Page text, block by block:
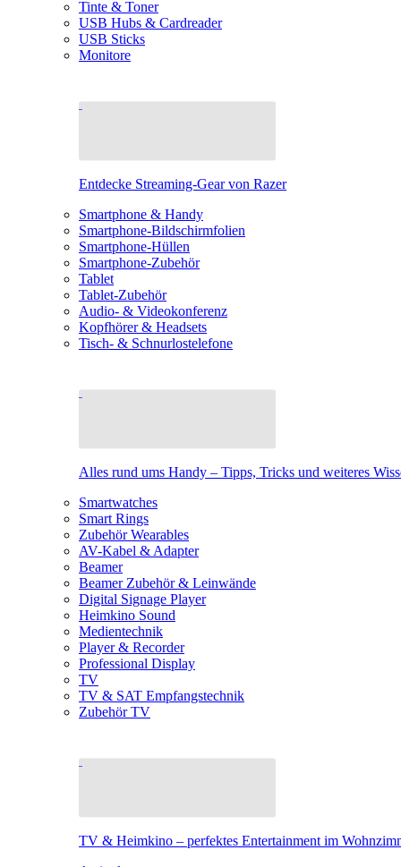
Tinte & Toner
USB Hubs & Cardreader
USB Sticks
Monitore
Entdecke Streaming-Gear von Razer
Smartphone & Handy
Smartphone-Bildschirmfolien
Smartphone-Hüllen
Smartphone-Zubehör
Tablet
Tablet-Zubehör
Audio- & Videokonferenz
Kopfhörer & Headsets
Tisch- & Schnurlostelefone
Alles rund ums Handy – Tipps, Tricks und weiteres
Smartwatches
Smart Rings
Zubehör Wearables
AV-Kabel & Adapter
Beamer
Beamer Zubehör & Leinwände
Digital Signage Player
Heimkino Sound
Medientechnik
Player & Recorder
Professional Display
TV
TV & SAT Empfangstechnik
Zubehör TV
TV & Heimkino – perfektes Entertainment im